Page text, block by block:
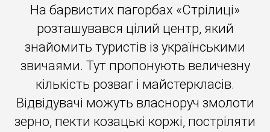
На барвистих пагорбах «Стрілиці»
розташувався цілий центр, який
знайомить туристів із українськими
звичаями. Тут пропонують величезну
кількість розваг і майстеркласів.
Відвідувачі можуть власноруч змолоти
зерно, пекти козацькі коржі, постріляти